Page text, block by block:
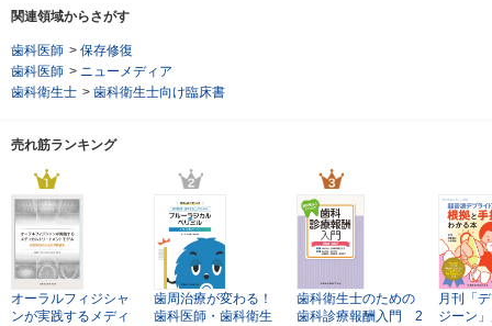
関連領域からさがす
歯科医師 > 保存修復
歯科医師 > ニューメディア
歯科衛生士 > 歯科衛生士向け臨床書
売れ筋ランキング
オーラルフィジシャ
ンが実践するメディ
歯周治療が変わる！
歯科医師・歯科衛生
歯科衛生士のための
歯科診療報酬入門 2
月刊「
ジーン